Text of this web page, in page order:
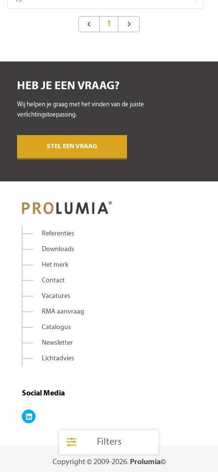
Filters
1
HEB JE EEN VRAAG?
Wij helpen je graag met het vinden van de juiste
verlichtingstoepassing.
STEL EEN VRAAG
Referenties
Downloads
Het merk
Contact
Vacatures
RMA aanvraag
Catalogus
Newsletter
Lichtadvies
Social Media
Copyright © 2009-2026. Prolumia©